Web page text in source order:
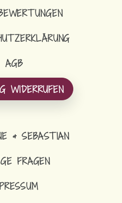
AGB
WIDERRUFEN
& SEBASTIAN
FRAGEN